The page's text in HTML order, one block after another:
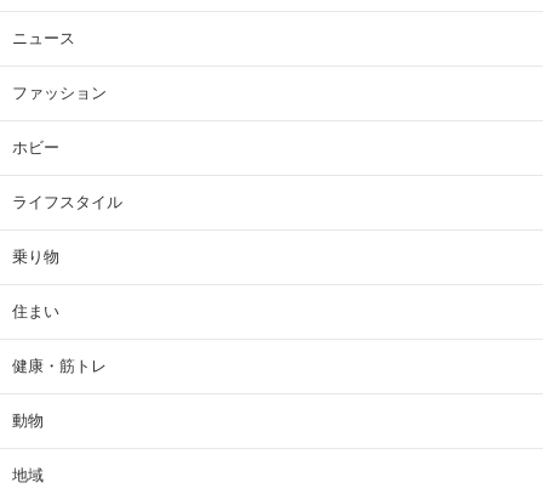
ニュース
ファッション
ホビー
ライフスタイル
乗り物
住まい
健康・筋トレ
動物
地域